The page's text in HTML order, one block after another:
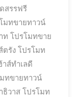
สรรฟรี
มทขายทาวน์
ท โปรโมทขาย
ตรัง โปรโมท
ส์ทำเลดี
ทขายทาวน์
ธิวาส โปรโมท